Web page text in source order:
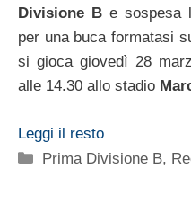
Divisione Be sospesa
per una buca formatasi
si gioca giovedì 28
alle 14.30 allo stadio
Leggi il resto
Categorie
Prima Divisione B,